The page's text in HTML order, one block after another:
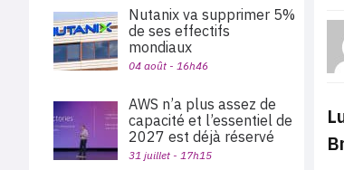
Nutanix va supprimer 5%
de ses effectifs
mondiaux
04 août - 16h46
AWS n’a plus assez de
capacité et l’essentiel de
2027 est déjà réservé
31 juillet - 17h15